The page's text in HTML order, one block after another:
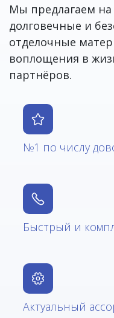
Мы предлагаем
долговечные и
отделочные
воплощения в
партнёров.
№1 по числу
Быстрый и
Актуальный